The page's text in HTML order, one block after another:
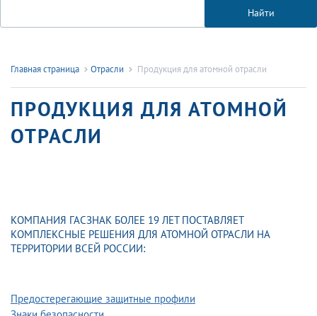
Найти
Главная страница Отрасли Продукция для атомной отрасли
ПРОДУКЦИЯ ДЛЯ АТОМНОЙ
ОТРАСЛИ
КОМПАНИЯ ГАСЗНАК БОЛЕЕ 19 ЛЕТ ПОСТАВЛЯЕТ
КОМПЛЕКСНЫЕ РЕШЕНИЯ ДЛЯ АТОМНОЙ ОТРАСЛИ НА
ТЕРРИТОРИИ ВСЕЙ РОССИИ:
Предостерегающие защитные профили